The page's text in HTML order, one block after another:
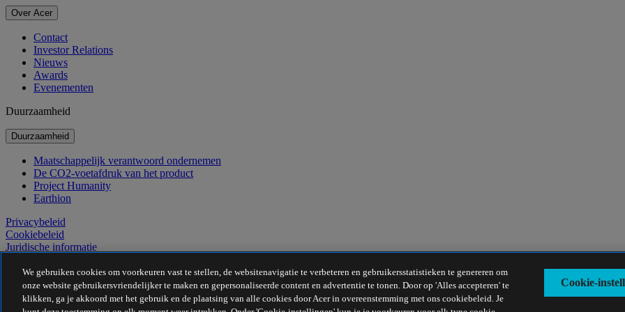
Over Acer
Contact
Investor Relations
Nieuws
Awards
Evenementen
Duurzaamheid
Duurzaamheid
Maatschappelijk verantwoord ondernemen
De CO2-voetafdruk van het product
Project Humanity
Earthion
Privacybeleid
Cookiebeleid
Juridische informatie
Toegankelijkheidsbeleid
Cookie-instellingen
België - Nederlands
We gebruiken cookies om voorkeuren vast te stellen, de websitenavigatie te verbeteren en gebruikersstatistieken te genereren om
onze website gebruikersvriendelijker te maken en gepersonaliseerde content en advertentie te tonen. Door op 'Alles accepteren' te
klikken, ga je akkoord met het gebruik en de plaatsing van alle cookies door Acer in overeenstemming met ons cookiebeleid. Je
Cookie-